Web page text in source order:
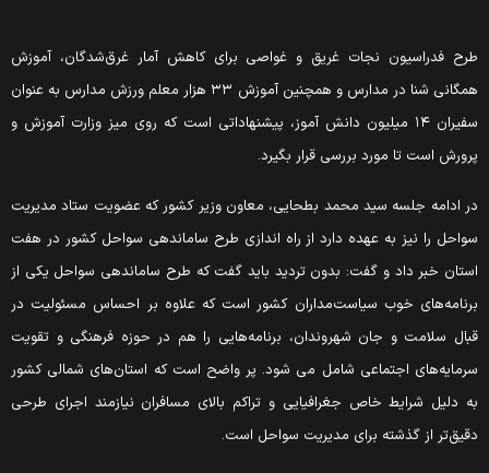
فدراسیون نجات غریق و غواصی برای کاهش آمار غرق‌شدگان، آموزش
همگانی شنا در مدارس و همچنین آموزش ۳۳ هزار معلم ورزش مدارس به عنوان
سفیران ۱۴ میلیون دانش آموز، پیشنهاداتی است که روی میز وزارت آموزش و
است تا مورد بررسی قرار بگیرد.
ادامه جلسه سید محمد بطحایی، معاون وزیر کشور که عضویت ستاد مدیریت
را نیز به عهده دارد از راه اندازی طرح ساماندهی سواحل کشور در هفت
خبر داد و گفت: بدون تردید باید گفت که طرح ساماندهی سواحل یکی از
خوب سیاست‌مداران کشور است که علاوه بر احساس مسئولیت در
سلامت و جان شهروندان، برنامه‌هایی را هم در حوزه فرهنگی و تقویت
اجتماعی شامل می شود. پر واضح است که استان‌های شمالی کشور
دلیل شرایط خاص جغرافیایی و تراکم بالای مسافران نیازمند اجرای طرحی
از گذشته برای مدیریت سواحل است.